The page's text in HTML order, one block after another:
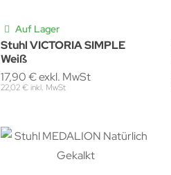
Auf Lager
Stuhl VICTORIA SIMPLE
Weiß
17,90 € exkl. MwSt
22,02 € inkl. MwSt